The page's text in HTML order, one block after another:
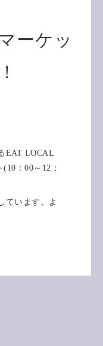
ーケッ
EAT LOCAL
：00～12：
ています。よ